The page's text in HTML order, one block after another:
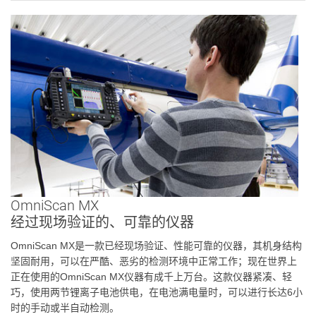
OmniScan MX
经过现场验证的、可靠的仪器
OmniScan MX是一款已经现场验证、性能可靠的仪器，其机身结构
坚固耐用，可以在严酷、恶劣的检测环境中正常工作；现在世界上
正在使用的OmniScan MX仪器有成千上万台。这款仪器紧凑、轻
巧，使用两节锂离子电池供电，在电池满电量时，可以进行长达6小
时的手动或半自动检测。